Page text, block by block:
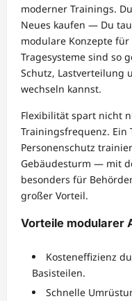
moderner Trainings.
Neues kaufen — Du
modulare Konzepte für
Tragesysteme sind so
Schutz, Lastverteilung
wechseln kannst.
Flexibilität spart nicht
Trainingsfrequenz. Ein
Personenschutz
Gebäudesturm — mit
besonders für
großer Vorteil.
Vorteile modularer
Kosteneffizienz
Basisteilen.
Schnelle